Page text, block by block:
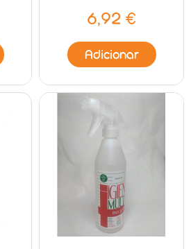
6,92 €
Adicionar